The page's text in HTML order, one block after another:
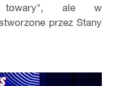
towary", ale w
przez Stany